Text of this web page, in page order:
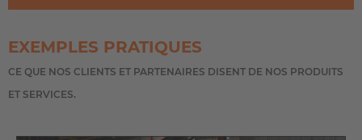
EXEMPLES PRATIQUES
CE QUE NOS CLIENTS ET PARTENAIRES DISENT DE NOS PRODUITS
ET SERVICES.